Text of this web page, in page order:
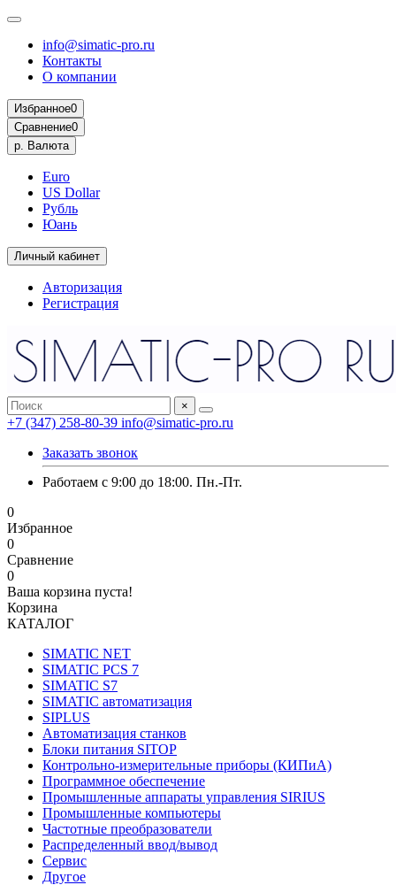
info@simatic-pro.ru
Контакты
О компании
Избранное0
Сравнение0
р. Валюта
Euro
US Dollar
Рубль
Юань
Личный кабинет
Авторизация
Регистрация
×
+7 (347) 258-80-39 info@simatic-pro.ru
Заказать звонок
Работаем с 9:00 до 18:00. Пн.-Пт.
0
Избранное
0
Сравнение
0
Ваша корзина пуста!
Корзина
КАТАЛОГ
SIMATIC NET
SIMATIC PCS 7
SIMATIC S7
SIMATIC автоматизация
SIPLUS
Автоматизация станков
Блоки питания SITOP
Контрольно-измерительные приборы (КИПиА)
Программное обеспечение
Промышленные аппараты управления SIRIUS
Промышленные компьютеры
Частотные преобразователи
Распределенный ввод/вывод
Сервис
Другое